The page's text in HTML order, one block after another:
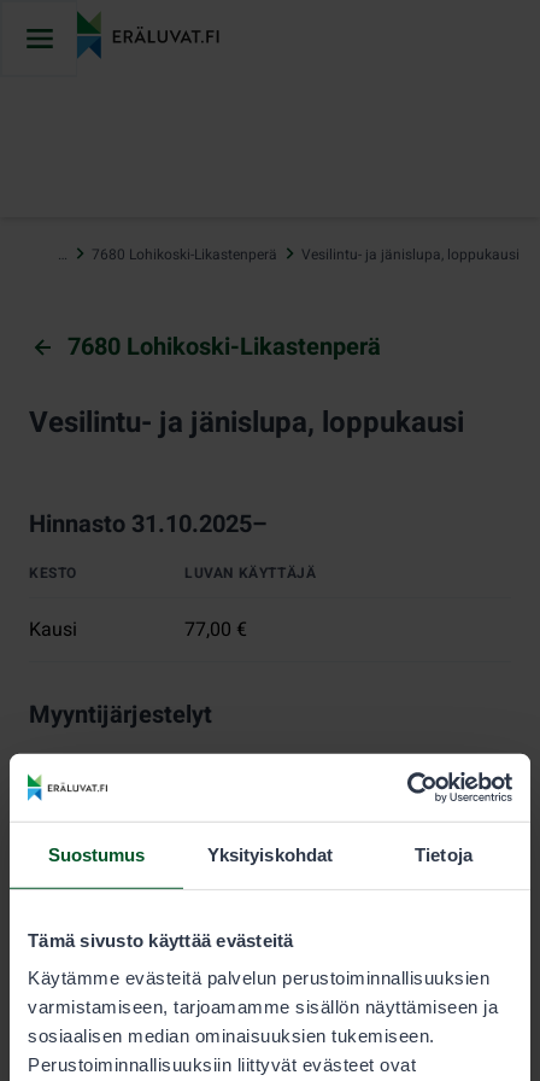
Suostumus Yksityiskohdat Tietoja
Tämä sivusto käyttää evästeitä
Käytämme evästeitä palvelun perustoiminnallisuuksien
varmistamiseen, tarjoamamme sisällön näyttämiseen ja
sosiaalisen median ominaisuuksien tukemiseen.
Perustoiminnallisuuksiin liittyvät evästeet ovat
sisältöön
… 7680 Lohikoski-Likastenperä Vesilintu- ja jänislupa, loppukausi
7680 Lohikoski-Likastenperä
Vesilintu- ja jänislupa, loppukausi
Hinnasto 31.10.2025–
KESTO LUVAN KÄYTTÄJÄ
Kausi 77,00 €
Myyntijärjestelyt
Metsästyksen kestävyyden varmistamiseksi jokaiselle
lupa-alueelle on määritelty myytävien vesilintu- ja
jänislupien enimmäismäärä. Lupia myydään, kunnes
tämä määrä saavutetaan.
Metsästäjän tulee aina tarkistaa sallitut saalislajit ja
saaliskiintiöt lupaehdoista.
Nuorisoluvat
Alle 15-vuotias voi metsästää pienriistaa ilman omaa
lupaa sellaisen henkilön saaliskiintiöön, joka on